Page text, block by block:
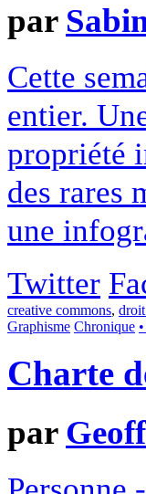
par
Cette
entier.
propriété
des rares
une
Twitter
creative commons,
Graphisme Chronique
Charte
par